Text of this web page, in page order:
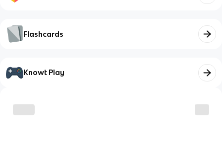
Flashcards
Knowt Play